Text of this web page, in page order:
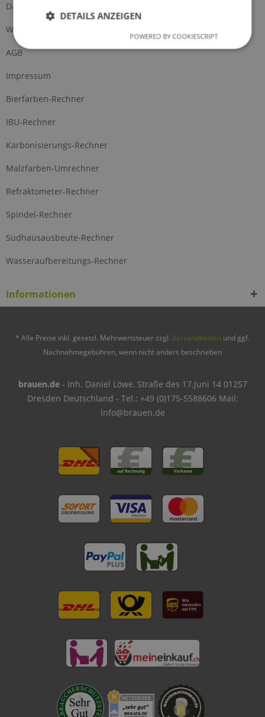
Datenschutz
Widerrufsformular
AGB
Impressum
Bierfarben-Rechner
IBU-Rechner
Karbonisierungs-Rechner
Malzfarben-Umrechner
Refraktometer-Rechner
Spindel-Rechner
Sudhausausbeute-Rechner
Wasseraufbereitungs-Rechner
Informationen
* Alle Preise inkl. gesetzl. Mehrwertsteuer zzgl. Versandkosten und ggf.
Nachnahmegebühren, wenn nicht anders beschrieben
brauen.de- Inh. Daniel Löwe, Straße des 17.Juni 14 01257
Dresden Deutschland - Tel.: +49 (0)175-5588606 Mail:
info@brauen.de
DETAILS ANZEIGEN
POWERED BY COOKIESCRIPT